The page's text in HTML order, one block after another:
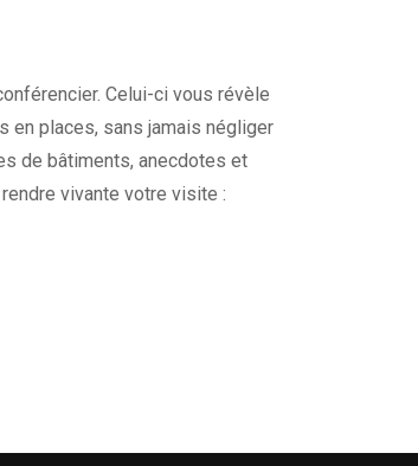
Celui-ci vous révèle
en places, sans jamais négliger
de bâtiments, anecdotes et
vivante votre visite :